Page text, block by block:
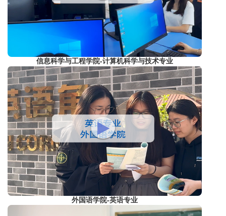
信息科学与工程学院-计算机科学与技术专业
外国语学院-英语专业